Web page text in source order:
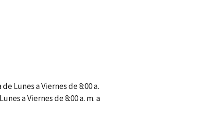
Lunes a Viernes de 8:00 a.
a Viernes de 8:00 a. m. a